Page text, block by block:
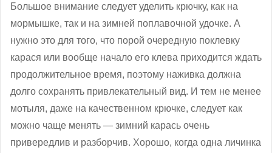
Большое внимание следует уделить крючку, как на
мормышке, так и на зимней поплавочной удочке. А
нужно это для того, что порой очередную поклевку
карася или вообще начало его клева приходится ждать
продолжительное время, поэтому наживка должна
долго сохранять привлекательный вид. И тем не менее
мотыля, даже на качественном крючке, следует как
можно чаще менять — зимний карась очень
привередлив и разборчив. Хорошо, когда одна личинка